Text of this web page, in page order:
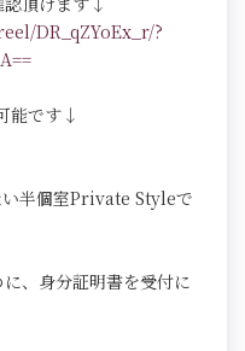
DR_qZYoEx_r/?
能です↓
半個室Private Styleで
、身分証明書を受付に